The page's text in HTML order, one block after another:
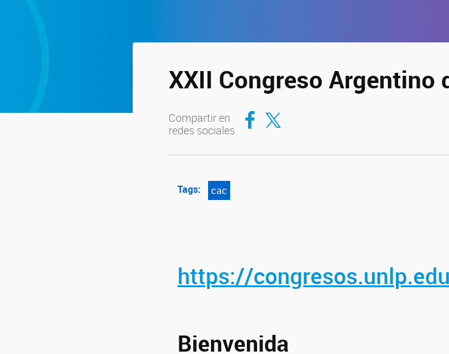
XXII Congreso Argentino
Compartir en
redes sociales
Compartir en Facebook
Compartir en Twitter
Tags: cac
https://
Bienvenida